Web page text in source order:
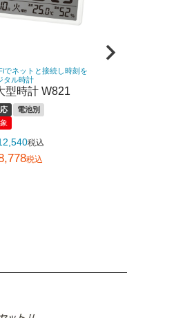
でネットと接続し時刻を
タル時計
型時計 W821
電池別
税込
税込